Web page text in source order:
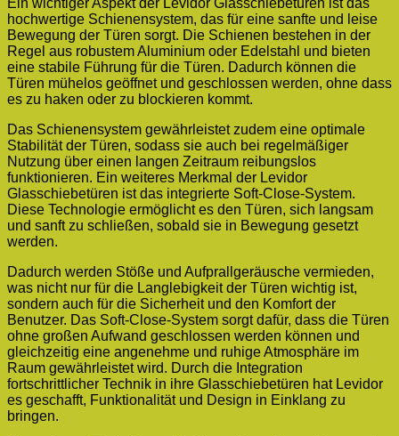
hochwertige Schienensystem, das für eine sanfte und leise
Bewegung der Türen sorgt. Die Schienen bestehen in der
Regel aus robustem Aluminium oder Edelstahl und bieten
eine stabile Führung für die Türen. Dadurch können die
Türen mühelos geöffnet und geschlossen werden, ohne dass
es zu haken oder zu blockieren kommt.
Das Schienensystem gewährleistet zudem eine optimale
Stabilität der Türen, sodass sie auch bei regelmäßiger
Nutzung über einen langen Zeitraum reibungslos
funktionieren. Ein weiteres Merkmal der Levidor
Glasschiebetüren ist das integrierte Soft-Close-System.
Diese Technologie ermöglicht es den Türen, sich langsam
und sanft zu schließen, sobald sie in Bewegung gesetzt
werden.
Dadurch werden Stöße und Aufprallgeräusche vermieden,
was nicht nur für die Langlebigkeit der Türen wichtig ist,
sondern auch für die Sicherheit und den Komfort der
Benutzer. Das Soft-Close-System sorgt dafür, dass die Türen
ohne großen Aufwand geschlossen werden können und
gleichzeitig eine angenehme und ruhige Atmosphäre im
Raum gewährleistet wird. Durch die Integration
fortschrittlicher Technik in ihre Glasschiebetüren hat Levidor
es geschafft, Funktionalität und Design in Einklang zu
bringen.